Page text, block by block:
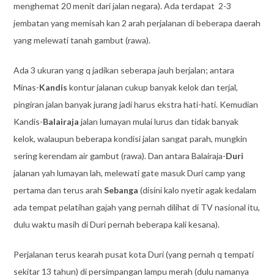
menghemat 20 menit dari jalan negara). Ada terdapat 2-3
jembatan yang memisah kan 2 arah perjalanan di beberapa daerah
yang melewati tanah gambut (rawa).
Ada 3 ukuran yang q jadikan seberapa jauh berjalan; antara
Minas-Kandis kontur jalanan cukup banyak kelok dan terjal,
pingiran jalan banyak jurang jadi harus ekstra hati-hati. Kemudian
Kandis-Balairaja jalan lumayan mulai lurus dan tidak banyak
kelok, walaupun beberapa kondisi jalan sangat parah, mungkin
sering kerendam air gambut (rawa). Dan antara Balairaja-Duri
jalanan yah lumayan lah, melewati gate masuk Duri camp yang
pertama dan terus arah Sebanga (disini kalo nyetir agak kedalam
ada tempat pelatihan gajah yang pernah dilihat di TV nasional itu,
dulu waktu masih di Duri pernah beberapa kali kesana).
Perjalanan terus kearah pusat kota Duri (yang pernah q tempati
sekitar 13 tahun) di persimpangan lampu merah (dulu namanya